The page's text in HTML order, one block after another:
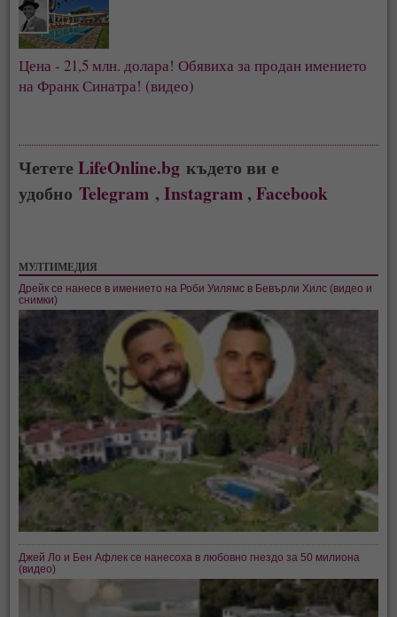
Цена - 21,5 млн. долара! Обявиха за продан имението
на Франк Синатра! (видео)
ЧететеLifeOnline.bg където ви е
удобноTelegram ,Instagram ,Facebook
МУЛТИМЕДИЯ
Дрейк се нанесе в имението на Роби Уилямс в Бевърли Хилс (видео и
снимки)
Джей Ло и Бен Афлек се нанесоха в любовно гнездо за 50 милиона
(видео)